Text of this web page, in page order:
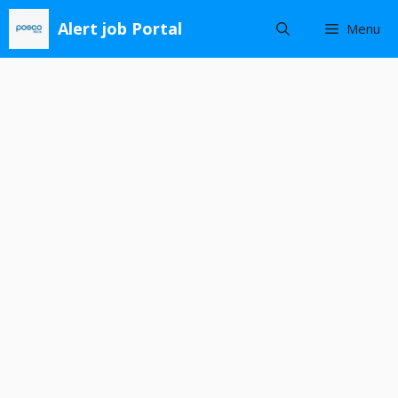
Skip
content
Alert job Portal Menu